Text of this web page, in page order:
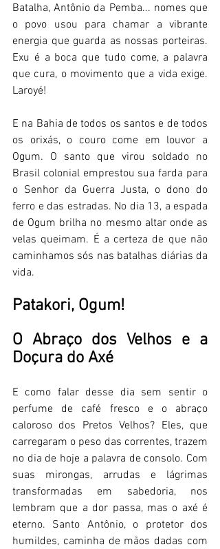
Batalha, Antônio da Pemba... nomes que
o povo usou para chamar a vibrante
energia que guarda as nossas porteiras.
Exu é a boca que tudo come, a palavra
que cura, o movimento que a vida exige.
Laroyé!
E na Bahia de todos os santos e de todos
os orixás, o couro come em louvor a
Ogum. O santo que virou soldado no
Brasil colonial emprestou sua farda para
o Senhor da Guerra Justa, o dono do
ferro e das estradas. No dia 13, a espada
de Ogum brilha no mesmo altar onde as
velas queimam. É a certeza de que não
caminhamos sós nas batalhas diárias da
vida.
Patakori, Ogum!
O Abraço dos Velhos e a
Doçura do Axé
E como falar desse dia sem sentir o
perfume de café fresco e o abraço
caloroso dos Pretos Velhos? Eles, que
carregaram o peso das correntes, trazem
no dia de hoje a palavra de consolo. Com
suas mirongas, arrudas e lágrimas
transformadas em sabedoria, nos
lembram que a dor passa, mas o axé é
eterno. Santo Antônio, o protetor dos
humildes, caminha de mãos dadas com